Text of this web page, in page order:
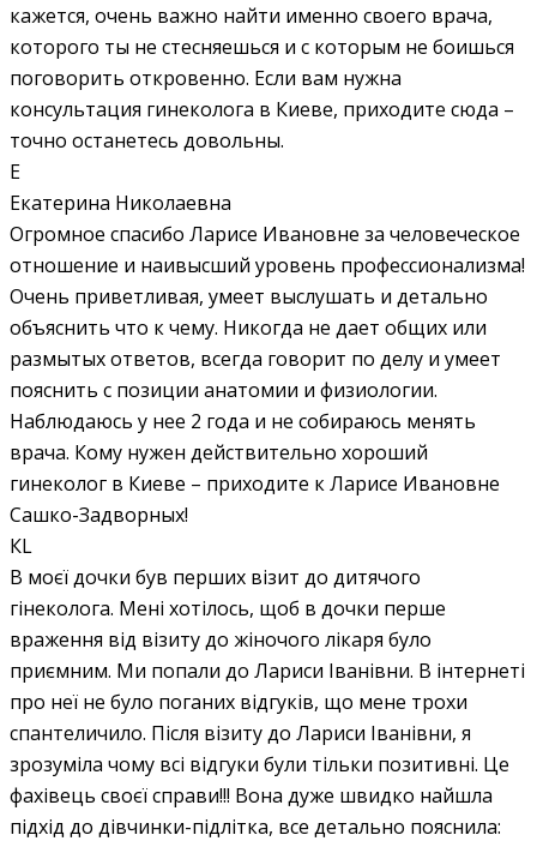
кажется, очень важно найти именно своего врача,
которого ты не стесняешься и с которым не боишься
поговорить откровенно. Если вам нужна
консультация гинеколога в Киеве, приходите сюда –
точно останетесь довольны.
Е
Екатерина Николаевна
Огромное спасибо Ларисе Ивановне за человеческое
отношение и наивысший уровень профессионализма!
Очень приветливая, умеет выслушать и детально
объяснить что к чему. Никогда не дает общих или
размытых ответов, всегда говорит по делу и умеет
пояснить с позиции анатомии и физиологии.
Наблюдаюсь у нее 2 года и не собираюсь менять
врача. Кому нужен действительно хороший
гинеколог в Киеве – приходите к Ларисе Ивановне
Сашко-Задворных!
КL
В моєї дочки був перших візит до дитячого
гінеколога. Мені хотілось, щоб в дочки перше
враження від візиту до жіночого лікаря було
приємним. Ми попали до Лариси Іванівни. В інтернеті
про неї не було поганих відгуків, що мене трохи
спантеличило. Після візиту до Лариси Іванівни, я
зрозуміла чому всі відгуки були тільки позитивні. Це
фахівець своєї справи!!! Вона дуже швидко найшла
підхід до дівчинки-підлітка, все детально пояснила: